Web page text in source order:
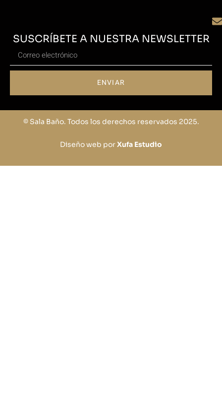
SUSCRÍBETE A NUESTRA NEWSLETTER
ENVIAR
© Sala Baño. Todos los derechos reservados 2025.
Diseño web porXufa Estudio